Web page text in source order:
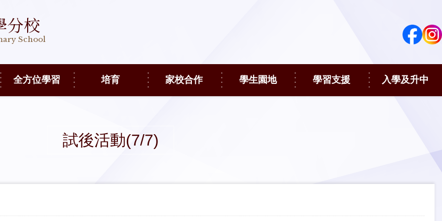
分校
School
全方位學習 培育 家校合作 學生園地 學習支援 入學及升中
試後活動(7/7)